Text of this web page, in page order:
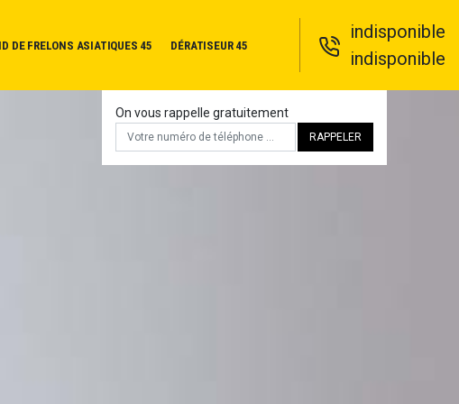
DE FRELONS ASIATIQUES 45 DÉRATISEUR 45
indisponible
indisponible
On vous rappelle gratuitement